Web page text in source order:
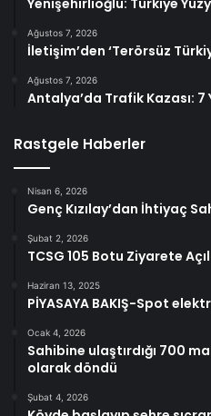
Yenişehirlioğlu: Türkiye
Ağustos 7, 2026
İletişim’den ‘Terörsüz
Ağustos 7, 2026
Antalya’da Trafik Kazası: 7
Rastgele Haberler
Nisan 6, 2026
Genç Kızılay’dan İhtiyaç
Şubat 2, 2026
TCSG 105 Botu Ziyarete
Haziran 13, 2025
PİYASAYA BAKIŞ-Spot
Ocak 4, 2026
Sahibine ulaştırdığı 700
olarak döndü
Şubat 4, 2026